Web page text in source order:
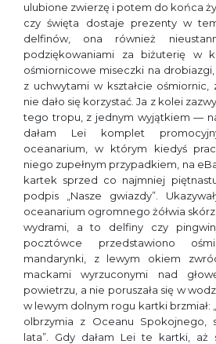
ulubione zwierzę i potem do końca
czy święta dostaje prezenty w
delfinów, ona również
podziękowaniami za biżuterię w
ośmiornicowe miseczki na
z uchwytami w kształcie
nie dało się korzystać. Ja z kolei
tego tropu, z jednym wyjątkiem —
dałam Lei komplet
oceanarium, w którym kiedyś
niego zupełnym przypadkiem, na
kartek sprzed co najmniej
podpis „Nasze gwiazdy”.
oceanarium ogromnego żółwia
wydrami, a to delfiny czy
pocztówce przedstawiono
mandarynki, z lewym okiem
mackami wyrzuconymi nad
powietrzu, a nie poruszała się w
w lewym dolnym rogu kartki brzmiał:
olbrzymia z Oceanu Spokojnego,
lata”. Gdy dałam Lei te kartki, aż